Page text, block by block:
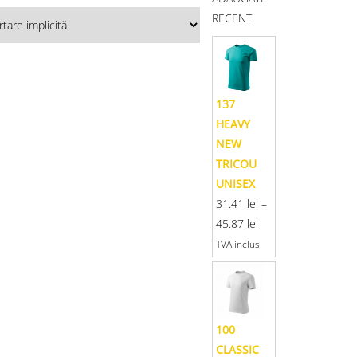
RECENT
137
HEAVY
NEW
TRICOU
UNISEX
31.41 lei –
45.87 lei
TVA inclus
100
CLASSIC